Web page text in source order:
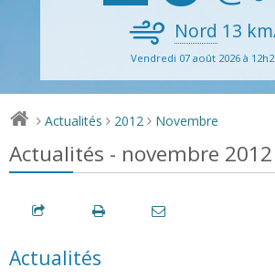
Nord 13
Vendredi 07 août 2026 à
> Actualités > 2012 > Novembre
Actualités - novembre 2012
Actualités